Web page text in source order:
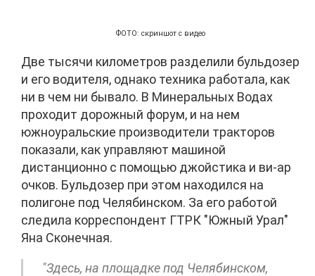
ФОТО: скриншот с видео
Две тысячи километров разделили бульдозер
и его водителя, однако техника работала, как
ни в чем ни бывало. В Минеральных Водах
проходит дорожный форум, и на нем
южноуральские производители тракторов
показали, как управляют машиной
дистанционно с помощью джойстика и ви-ар
очков. Бульдозер при этом находился на
полигоне под Челябинском. За его работой
следила корреспондент ГТРК "Южный Урал"
Яна Сконечная.
"Здесь, на площадке под Челябинском,